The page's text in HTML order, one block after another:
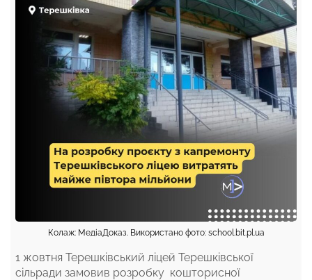
Колаж: МедіаДоказ. Використано фото: school.bit.pl.ua
1 жовтня Терешківський ліцей Терешківської
сільради замовив розробку кошторисної